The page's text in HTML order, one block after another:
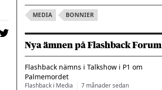
MEDIA BONNIER
Nya ämnen på Flashback Forum
Flashback nämns i Talkshow i P1 om
Palmemordet
Flashback i Media 7 månader sedan